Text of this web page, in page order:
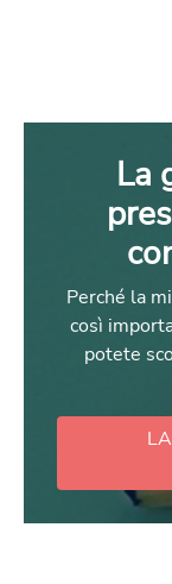
La
Perché la
così
potete